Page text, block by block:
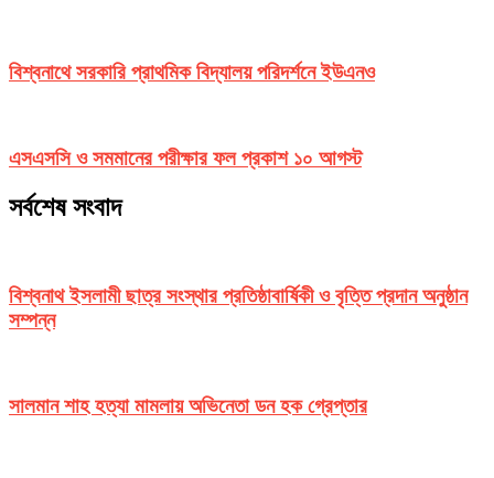
বিশ্বনাথে সরকারি প্রাথমিক বিদ্যালয় পরিদর্শনে ইউএনও
এসএসসি ও সমমানের পরীক্ষার ফল প্রকাশ ১০ আগস্ট
সর্বশেষ সংবাদ
বিশ্বনাথ ইসলামী ছাত্র সংস্থার প্রতিষ্ঠাবার্ষিকী ও বৃত্তি প্রদান অনুষ্ঠান
সম্পন্ন
সালমান শাহ হত্যা মামলায় অভিনেতা ডন হক গ্রেপ্তার